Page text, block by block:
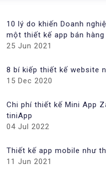
10 lý do khiến Doanh
một thiết kế app bán
25 Jun 2021
8 bí kiếp thiết kế website
15 Dec 2020
Chi phí thiết kế Mini App
tiniApp
04 Jul 2022
Thiết kế app mobile như
11 Jun 2021